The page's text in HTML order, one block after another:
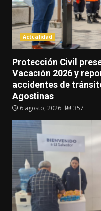
Actualidad
Protección Civil
Vacación 2026 y
accidentes de
Agostinas
6 agosto, 2026 357